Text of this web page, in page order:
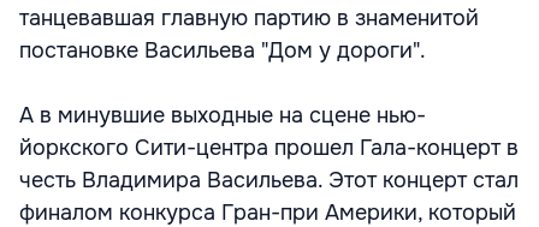
танцевавшая главную партию в знаменитой
постановке Васильева "Дом у дороги".
А в минувшие выходные на сцене нью-
йоркского Сити-центра прошел Гала-концерт в
честь Владимира Васильева. Этот концерт стал
финалом конкурса Гран-при Америки, который